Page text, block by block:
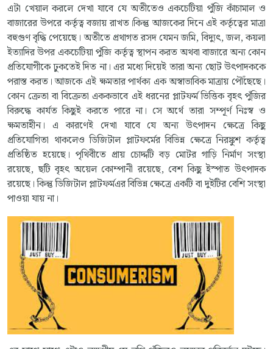
এটা খেয়াল করলে দেখা যাবে যে অতীতেও একচেটিয়া পুঁজি কাঁচামাল ও
বাজারের উপরে কর্তৃত্ব বজায় রাখত।কিন্তু আজকের দিনে এই কর্তৃত্বের মাত্রা
বহুগুণ বৃদ্ধি পেয়েছে। অতীতে প্রথাগত রসদ যেমন জমি, বিদ্যুৎ, জল, কয়লা
ইত্যাদির উপর একচেটিয়া পুঁজি কর্তৃত্ব স্থাপন করত অথবা বাজারে অন্য কোন
প্রতিযোগীকে ঢুকতেই দিত না। এর মধ্যে দিয়েই তারা অন্য ছোট উৎপাদককে
পরাস্ত করত। আজকে এই ক্ষমতার পার্থক্য এক অস্বাভাবিক মাত্রায় পৌঁছেছে।
কোন ক্রেতা বা বিক্রেতা এককভাবে এই ধরনের প্লাটফর্ম ভিত্তিক বৃহৎ পুঁজির
বিরুদ্ধে কার্যত কিছুই করতে পারে না। সে অর্থে তারা সম্পূর্ণ নিঃস্ব ও
ক্ষমতাহীন। এ কারণেই দেখা যাবে যে অন্য উৎপাদন ক্ষেত্রে কিছু
প্রতিযোগিতা থাকলেও ডিজিটাল প্লাটফর্মের বিভিন্ন ক্ষেত্রে নিরঙ্কুশ কর্তৃত্ব
প্রতিষ্ঠিত হয়েছে। পৃথিবীতে প্রায় চোদ্দটি বড় মোটর গাড়ি নির্মাণ সংস্থা
রয়েছে, ছটি বৃহৎ অয়েল কোম্পানী রয়েছে, বেশ কিছু ইস্পাত উৎপাদক
রয়েছে। কিন্তু ডিজিটাল প্লাটফর্মএর বিভিন্ন ক্ষেত্রে একটি বা দুইটির বেশি সংস্থা
পাওয়া যায় না।